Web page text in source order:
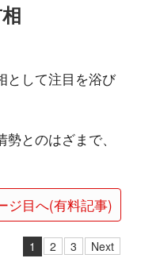
として注目を浴び
とのはざまで、
ジ目へ(有料記事)
1 2 3 Next